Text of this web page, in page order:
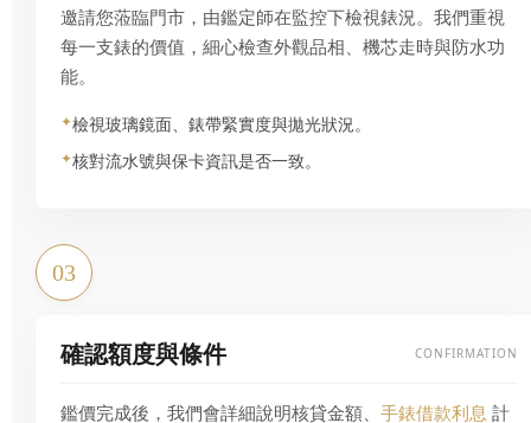
邀請您蒞臨門市，由鑑定師在監控下檢視錶況。我們重視
每一支錶的價值，細心檢查外觀品相、機芯走時與防水功
能。
檢視玻璃鏡面、錶帶緊實度與拋光狀況。
核對流水號與保卡資訊是否一致。
03
確認額度與條件 CONFIRMATION
鑑價完成後，我們會詳細說明核貸金額、 手錶借款利息 計